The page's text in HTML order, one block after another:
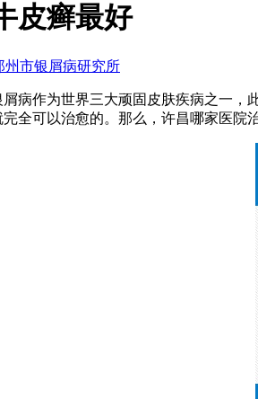
皮癣最好
州市银屑病研究所
病作为世界三大顽固皮肤疾病之一
全可以治愈的。那么，许昌哪家医院